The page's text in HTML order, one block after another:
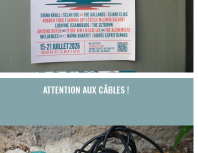
ATTENTION AUX CÂBLES !